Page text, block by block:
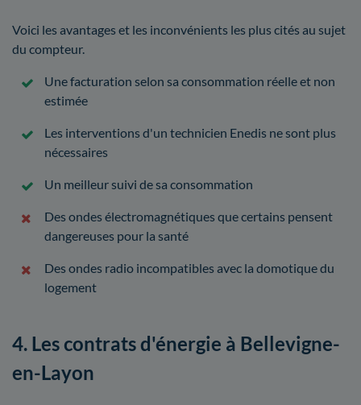
Voici les avantages et les inconvénients les plus cités au sujet
du compteur.
Une facturation selon sa consommation réelle et non
estimée
Les interventions d'un technicien Enedis ne sont plus
nécessaires
Un meilleur suivi de sa consommation
Des ondes électromagnétiques que certains pensent
dangereuses pour la santé
Des ondes radio incompatibles avec la domotique du
logement
4. Les contrats d'énergie à Bellevigne-
en-Layon